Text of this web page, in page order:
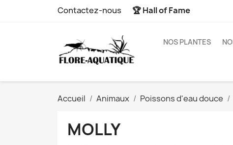
Contactez-nous 🏆 Hall of Fame
NOS PLANTES
Accueil Animaux Poissons d'eau douce
MOLLY